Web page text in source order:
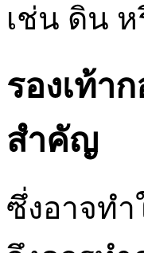
เช่น ดิน
รองเท้า
สำคัญ
ซึ่งอาจทำ